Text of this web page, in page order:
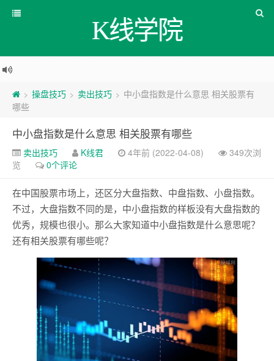
K线学院
> 操盘技巧 > 卖出技巧 > 中小盘指数是什么意思 相关股票有
哪些
中小盘指数是什么意思 相关股票有哪些
卖出技巧 K线君 4年前 (2022-04-08)
349次浏
览
0个评论
在中国股票市场上，还区分大盘指数、中盘指数、小盘指数。
不过，大盘指数不同的是，中小盘指数的样板没有大盘指数的
优秀，规模也很小。那么大家知道中小盘指数是什么意思呢？
还有相关股票有哪些呢？